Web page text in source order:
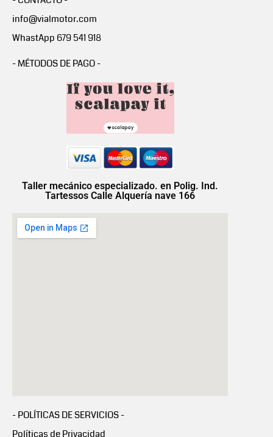
info@vialmotor.com
WhastApp 679 541 918
- MÉTODOS DE PAGO -
Taller mecánico especializado. en Polig. Ind.
Tartessos Calle Alquería nave 166
- POLÍTICAS DE SERVICIOS -
Políticas de Privacidad